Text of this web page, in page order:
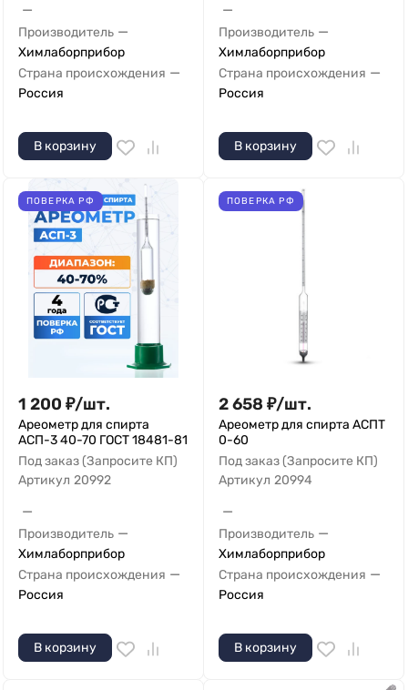
—
Производитель —
Химлаборприбор
Страна происхождения —
Россия
В корзину
—
Производитель —
Химлаборприбор
Страна происхождения —
Россия
В корзину
ПОВЕРКА РФ
1 200 ₽/шт.
Ареометр для спирта
АСП-3 40-70 ГОСТ 18481-81
Под заказ (Запросите КП)
Артикул 20992
—
Производитель —
Химлаборприбор
Страна происхождения —
Россия
В корзину
ПОВЕРКА РФ
2 658 ₽/шт.
Ареометр для спирта АСПТ
0-60
Под заказ (Запросите КП)
Артикул 20994
—
Производитель —
Химлаборприбор
Страна происхождения —
Россия
В корзину